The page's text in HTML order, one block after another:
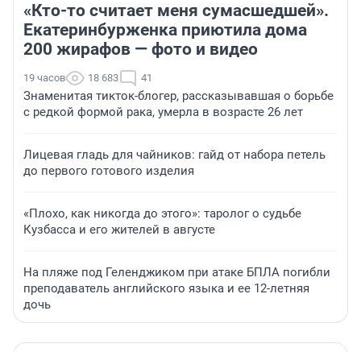
«Кто-то считает меня сумасшедшей».
Екатеринбурженка приютила дома
200 жирафов — фото и видео
19 часов 18 683 41
Знаменитая тикток-блогер, рассказывавшая о борьбе
с редкой формой рака, умерла в возрасте 26 лет
Лицевая гладь для чайников: гайд от набора петель
до первого готового изделия
«Плохо, как никогда до этого»: таролог о судьбе
Кузбасса и его жителей в августе
На пляже под Геленджиком при атаке БПЛА погибли
преподаватель английского языка и ее 12-летняя
дочь